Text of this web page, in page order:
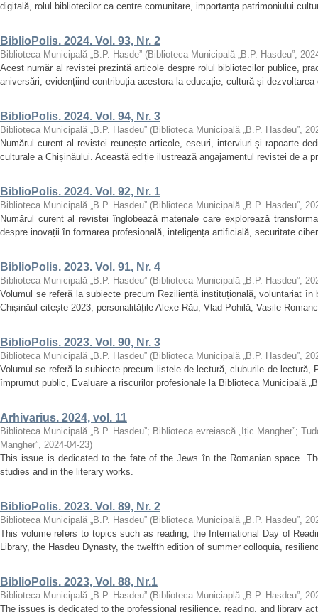
digitală, rolul bibliotecilor ca centre comunitare, importanța patrimoniului
BiblioPolis. 2024. Vol. 93, Nr. 2
Biblioteca Municipală „B.P. Hasde” (Biblioteca Municipală „B.P. Hasdeu”,
Acest număr al revistei prezintă articole despre rolul bibliotecilor publice,
aniversări, evidențiind contribuția acestora la educație, cultură și dezvoltarea
BiblioPolis. 2024. Vol. 94, Nr. 3
Biblioteca Municipală „B.P. Hasdeu” (Biblioteca Municipală „B.P. Hasdeu”,
Numărul curent al revistei reunește articole, eseuri, interviuri și rapoarte
culturale a Chișinăului. Această ediție ilustrează angajamentul revistei de a
BiblioPolis. 2024. Vol. 92, Nr. 1
Biblioteca Municipală „B.P. Hasdeu” (Biblioteca Municipală „B.P. Hasdeu”,
Numărul curent al revistei înglobează materiale care explorează
despre inovații în formarea profesională, inteligența artificială, securitate
BiblioPolis. 2023. Vol. 91, Nr. 4
Biblioteca Municipală „B.P. Hasdeu” (Biblioteca Municipală „B.P. Hasdeu”,
Volumul se referă la subiecte precum Reziliență instituțională, voluntariat
Chișinăul citește 2023, personalitățile Alexe Rău, Vlad Pohilă, Vasile
BiblioPolis. 2023. Vol. 90, Nr. 3
Biblioteca Municipală „B.P. Hasdeu” (Biblioteca Municipală „B.P. Hasdeu”,
Volumul se referă la subiecte precum listele de lectură, cluburile de lectură,
împrumut public, Evaluare a riscurilor profesionale la Biblioteca Municipală
Arhivarius. 2024, vol. 11
Biblioteca Municipală „B.P. Hasdeu”; Biblioteca evreiască „Ițic Mangher”;
Mangher”, 2024-04-23)
This issue is dedicated to the fate of the Jews în the Romanian space.
studies and in the literary works.
BiblioPolis. 2023. Vol. 89, Nr. 2
Biblioteca Municipală „B.P. Hasdeu” (Biblioteca Municipală „B.P. Hasdeu”,
This volume refers to topics such as reading, the International Day of
Library, the Hasdeu Dynasty, the twelfth edition of summer colloquia,
BiblioPolis. 2023, Vol. 88, Nr.1
Biblioteca Municipală „B.P. Hasdeu” (Biblioteca Municiaplă „B.P. Hasdeu”,
The issues is dedicated to the professional resilience, reading, and library